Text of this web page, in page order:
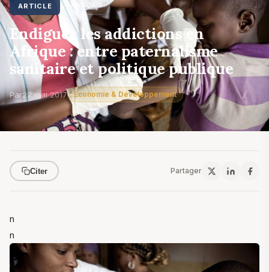
ARTICLE FRANÇAIS
Endiguer les addictions en
Afrique : entre paternalisme
sanitaire et politique publique
Par22 mai 2017 Économie & Développement
Citer Partager
n
n